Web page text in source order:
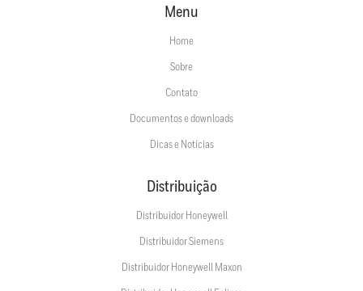
Menu
Home
Sobre
Contato
Documentos e downloads
Dicas e Notícias
Distribuição
Distribuidor Honeywell
Distribuidor Siemens
Distribuidor Honeywell Maxon